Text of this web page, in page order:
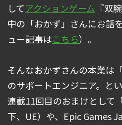
してアクションゲーム 『双
中の「おかず」さんにお話
ュー記事はこちら）。
そんなおかずさんの本業は
のサポートエンジニア。と
連載11回目のおまけとして
下、UE）や、Epic Games